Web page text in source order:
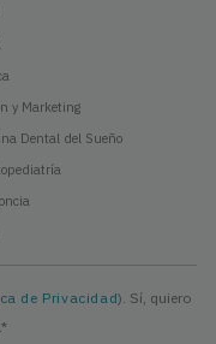
y Marketing
Dental del Sueño
de Privacidad). Sí, quiero